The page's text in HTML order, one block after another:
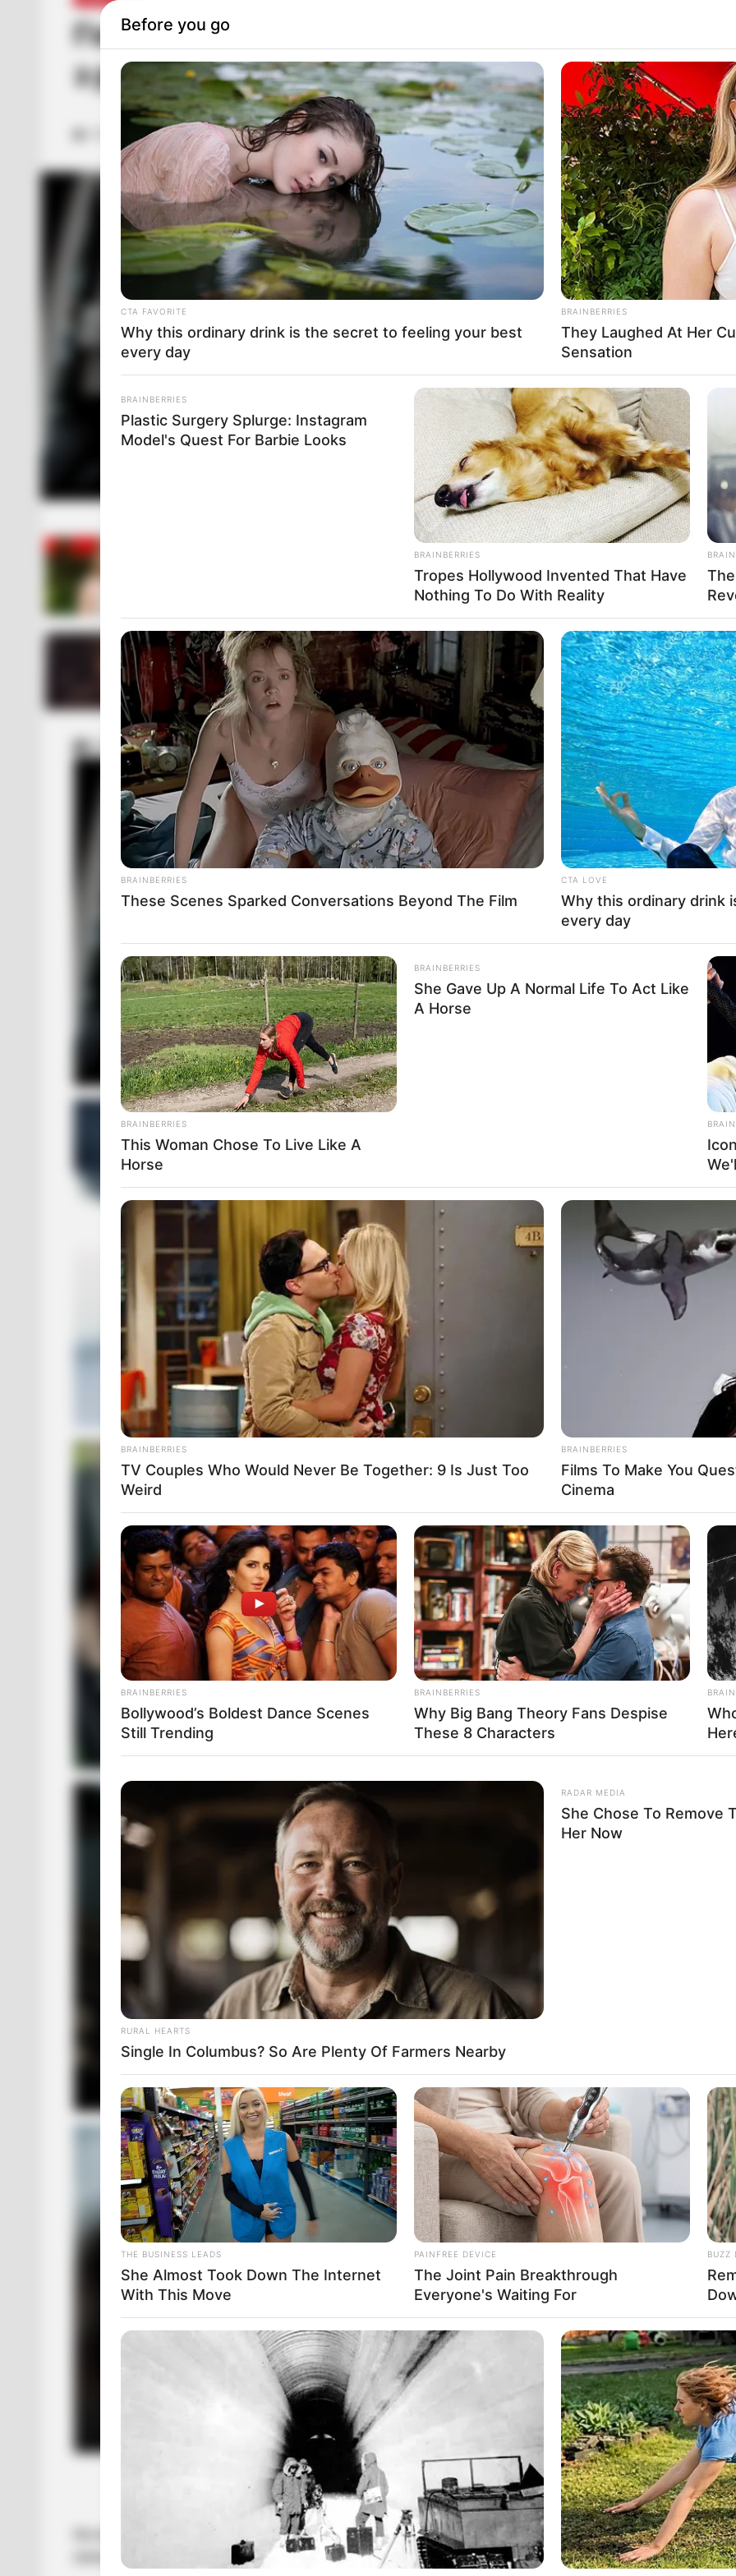
Голова Закарпатської ОВА Віктор Микита
з робочою поїздкою до Будапешту
ЧЕР 20, 2024
20.06.2024 12:09 ПОДІЇ
На порядку денному – зустріч з угорськими колегами, обговорення питань двосторонньої
економічній, інфраструктурній, гуманітарній та соціальній сферах тощо, – повідомив Віктор Микита.
Before you go
CTA FAVORITE
Why this ordinary drink is the secret to feeling your best
every day
BRAINBERRIES
They Laughed At Her
Sensation
BRAINBERRIES
Plastic Surgery Splurge: Instagram
Model's Quest For Barbie Looks
BRAINBERRIES
Tropes Hollywood Invented That Have
Nothing To Do With Reality
BRAINBERRIES
These Scenes Sparked Conversations Beyond The Film
CTA LOVE
Why this ordinary drink
every day
BRAINBERRIES
This Woman Chose To Live Like A
Horse
BRAINBERRIES
She Gave Up A Normal Life To Act Like
A Horse
BRAINBERRIES
TV Couples Who Would Never Be Together: 9 Is Just Too
Weird
BRAINBERRIES
Films To Make You
Cinema
BRAINBERRIES
Bollywood’s Boldest Dance Scenes
Still Trending
BRAINBERRIES
Why Big Bang Theory Fans Despise
These 8 Characters
RURAL HEARTS
Single In Columbus? So Are Plenty Of Farmers Nearby
RADAR MEDIA
She Chose To Remove
Her Now
THE BUSINESS LEADS
She Almost Took Down The Internet
With This Move
PAINFREE DEVICE
The Joint Pain Breakthrough
Everyone's Waiting For
BUZZ